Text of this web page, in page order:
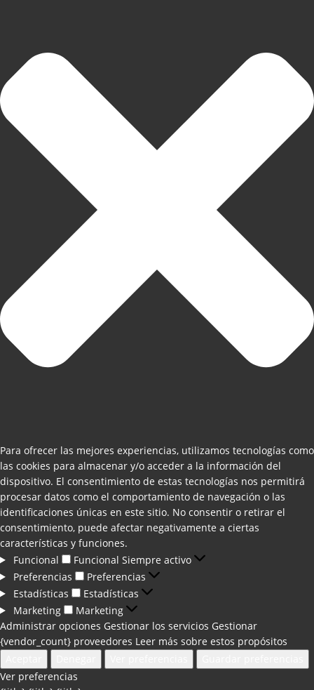
Para ofrecer las mejores experiencias, utilizamos tecnologías como
las cookies para almacenar y/o acceder a la información del
dispositivo. El consentimiento de estas tecnologías nos permitirá
procesar datos como el comportamiento de navegación o las
identificaciones únicas en este sitio. No consentir o retirar el
consentimiento, puede afectar negativamente a ciertas
características y funciones.
Funcional
Funcional Siempre activo
Preferencias
Preferencias
Estadísticas
Estadísticas
Marketing
Marketing
Administrar opciones Gestionar los servicios Gestionar
{vendor_count} proveedores Leer más sobre estos propósitos
Ver preferencias